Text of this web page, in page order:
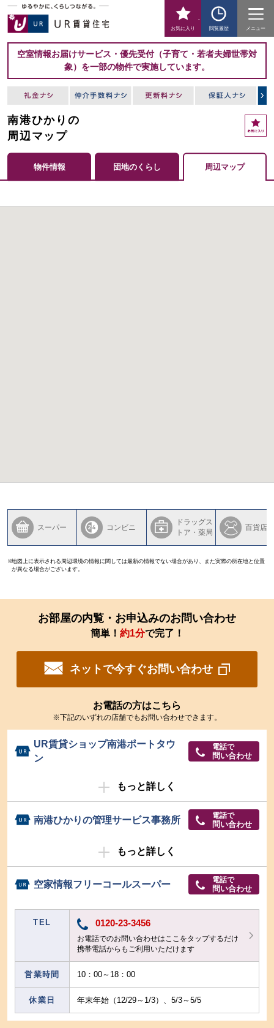
お気に入り
-
閲覧履歴
メニュー
空室情報お届けサービス・優先受付（子育て・若者夫婦世帯対
象）を一部の物件で実施しています。
南港ひかりの
周辺マップ
物件情報 団地のくらし 周辺マップ
スーパー コンビニ
ドラッグス
トア・薬局
百貨店
地図上に表示される周辺環境の情報に関しては最新の情報でない場合があり、また実際の所在地と位置
が異なる場合がございます。
お部屋の内覧・お申込みのお問い合わせ
簡単！ 約1分で完了！
ネットで今すぐお問い合わせ
お電話の方はこちら
※下記のいずれの店舗でもお問い合わせできます。
UR賃貸ショップ南港ポートタウ
ン
電話で
問い合わせ
もっと詳しく
南港ひかりの管理サービス事務所 電話で
問い合わせ
もっと詳しく
空家情報フリーコールスーパー 電話で
問い合わせ
TEL 0120-23-3456
お電話でのお問い合わせはここをタップするだけ
携帯電話からもご利用いただけます
営業時間 10：00～18：00
休業日 年末年始（12/29～1/3）、5/3～5/5